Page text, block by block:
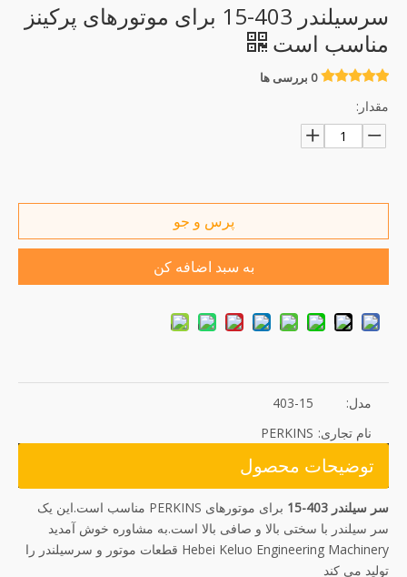
سرسیلندر 403-15 برای موتورهای پرکینز
مناسب است
0 بررسی ها
مقدار:
پرس و جو
به سبد اضافه کن
مدل:
403-15
نام تجاری: PERKINS
توضیحات محصول
سر سیلندر 403-15
برای موتورهای PERKINS مناسب است.این یک
سر سیلندر با سختی بالا و صافی بالا است.به مشاوره خوش آمدید
Hebei Keluo Engineering Machinery قطعات موتور و سرسیلندر را
تولید می کند